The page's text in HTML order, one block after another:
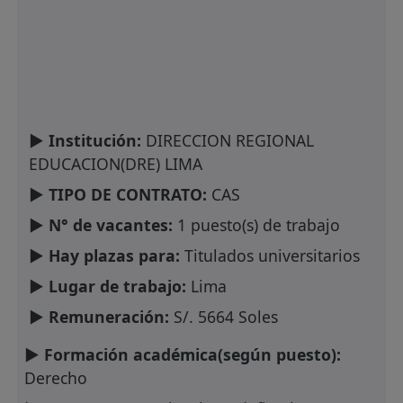
► Institución: DIRECCION REGIONAL
EDUCACION(DRE) LIMA
► TIPO DE CONTRATO: CAS
► N° de vacantes: 1 puesto(s) de trabajo
► Hay plazas para: Titulados universitarios
► Lugar de trabajo: Lima
► Remuneración: S/. 5664 Soles
► Formación académica(según puesto):
Derecho